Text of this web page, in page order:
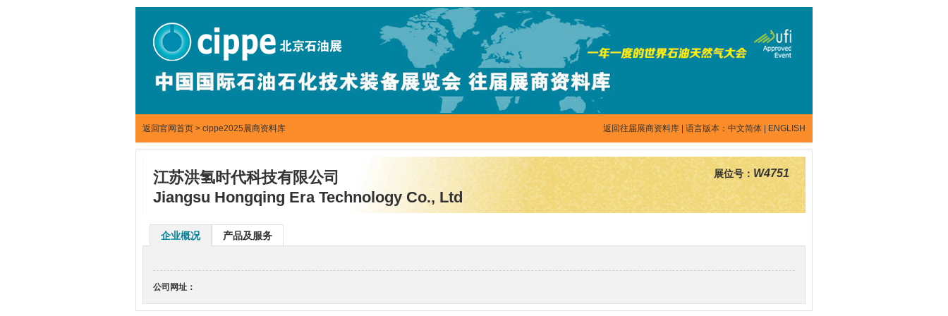
返回官网首页 > cippe2025展商资料库 返回往届展商资料库 | 语言版本： 中文简体 ENGLISH
江苏洪氢时代科技有限公司
Jiangsu Hongqing Era Technology Co., Ltd
展位号：W4751
企业概况 产品及服务
公司网址：